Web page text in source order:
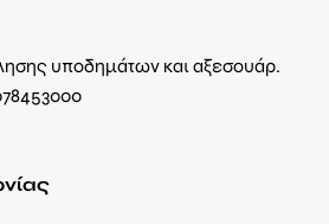
υποδημάτων και αξεσουάρ.